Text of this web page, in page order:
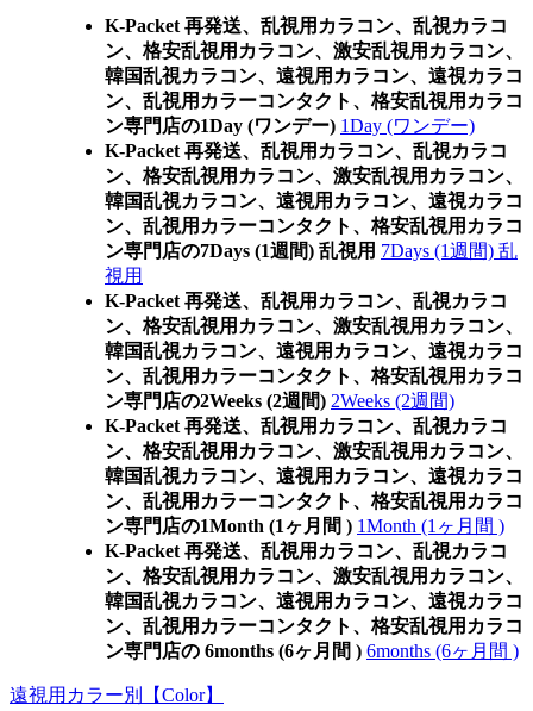
K-Packet 再発送、乱視用カラコン、乱視カラコ
ン、格安乱視用カラコン、激安乱視用カラコン、
韓国乱視カラコン、遠視用カラコン、遠視カラコ
ン、乱視用カラーコンタクト、格安乱視用カラコ
ン専門店の1Day (ワンデー) 1Day (ワンデー)
K-Packet 再発送、乱視用カラコン、乱視カラコ
ン、格安乱視用カラコン、激安乱視用カラコン、
韓国乱視カラコン、遠視用カラコン、遠視カラコ
ン、乱視用カラーコンタクト、格安乱視用カラコ
ン専門店の7Days (1週間) 乱視用 7Days (1週間) 乱
視用
K-Packet 再発送、乱視用カラコン、乱視カラコ
ン、格安乱視用カラコン、激安乱視用カラコン、
韓国乱視カラコン、遠視用カラコン、遠視カラコ
ン、乱視用カラーコンタクト、格安乱視用カラコ
ン専門店の2Weeks (2週間) 2Weeks (2週間)
K-Packet 再発送、乱視用カラコン、乱視カラコ
ン、格安乱視用カラコン、激安乱視用カラコン、
韓国乱視カラコン、遠視用カラコン、遠視カラコ
ン、乱視用カラーコンタクト、格安乱視用カラコ
ン専門店の1Month (1ヶ月間 ) 1Month (1ヶ月間 )
K-Packet 再発送、乱視用カラコン、乱視カラコ
ン、格安乱視用カラコン、激安乱視用カラコン、
韓国乱視カラコン、遠視用カラコン、遠視カラコ
ン、乱視用カラーコンタクト、格安乱視用カラコ
ン専門店の 6months (6ヶ月間 ) 6months (6ヶ月間 )
遠視用カラー別【Color】